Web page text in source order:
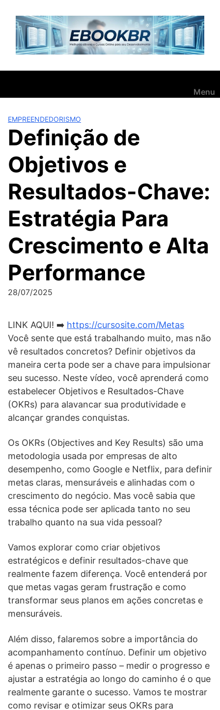
para
conteúdo
Menu
EMPREENDEDORISMO
Definição de
Objetivos e
Resultados-Chave:
Estratégia Para
Crescimento e Alta
Performance
28/07/2025
LINK AQUI! ➡️ https://cursosite.com/Metas
Você sente que está trabalhando muito, mas não
vê resultados concretos? Definir objetivos da
maneira certa pode ser a chave para impulsionar
seu sucesso. Neste vídeo, você aprenderá como
estabelecer Objetivos e Resultados-Chave
(OKRs) para alavancar sua produtividade e
alcançar grandes conquistas.
Os OKRs (Objectives and Key Results) são uma
metodologia usada por empresas de alto
desempenho, como Google e Netflix, para definir
metas claras, mensuráveis e alinhadas com o
crescimento do negócio. Mas você sabia que
essa técnica pode ser aplicada tanto no seu
trabalho quanto na sua vida pessoal?
Vamos explorar como criar objetivos
estratégicos e definir resultados-chave que
realmente fazem diferença. Você entenderá por
que metas vagas geram frustração e como
transformar seus planos em ações concretas e
mensuráveis.
Além disso, falaremos sobre a importância do
acompanhamento contínuo. Definir um objetivo
é apenas o primeiro passo – medir o progresso e
ajustar a estratégia ao longo do caminho é o que
realmente garante o sucesso. Vamos te mostrar
como revisar e otimizar seus OKRs para